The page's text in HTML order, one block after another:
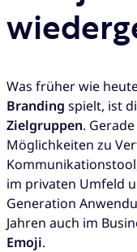
Was früher wie
Branding spielt, ist
Zielgruppen.
Möglichkeiten zu
im privaten Umfeld
Generation
Jahren auch im
Emoji.